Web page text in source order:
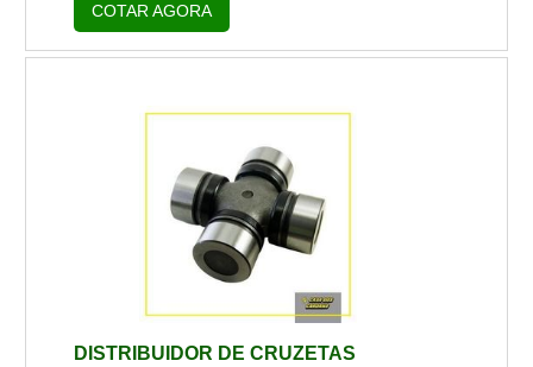
mercado por conta das diversas vantagens que
oferece em relação a bateria convencional, de
material é c altonfeccionado com alta tecnologia.
substituídas sem necessidade de que seja feita
COTAR AGORA
DISTRIBUIDOR DE CRUZETAS